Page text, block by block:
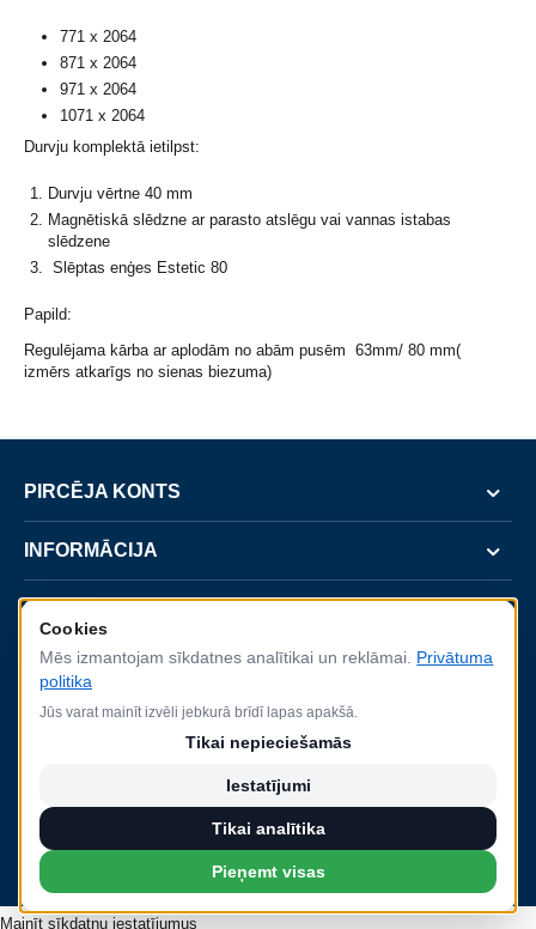
771 x 2064
871 x 2064
971 x 2064
1071 x 2064
Durvju komplektā ietilpst:
Durvju vērtne 40 mm
Magnētiskā slēdzne ar parasto atslēgu vai vannas istabas
slēdzene
Slēptas enģes Estetic 80
Papild:
Regulējama kārba ar aplodām no abām pusēm 63mm/ 80 mm(
izmērs atkarīgs no sienas biezuma)
PIRCĒJA KONTS
INFORMĀCIJA
SERVISS
KONTAKTI
2022.gada 8.augustā SIA Baltijas Durvis parakstīja līgumu Nr. SKV-L-2022/368 ar
Latvijas Investīciju un attīstības aģentūru (LIAA) par projektu "Starptautiskās
konkurētspējas veicināšana", ko līdzfinansē Eiropas Reģionālās attīstības fonds.
Cookies
Mēs izmantojam sīkdatnes analītikai un reklāmai. Privātuma
politika
Jūs varat mainīt izvēli jebkurā brīdī lapas apakšā.
Tikai nepieciešamās
Iestatījumi
Tikai analītika
Pieņemt visas
Mainīt sīkdatņu iestatījumus